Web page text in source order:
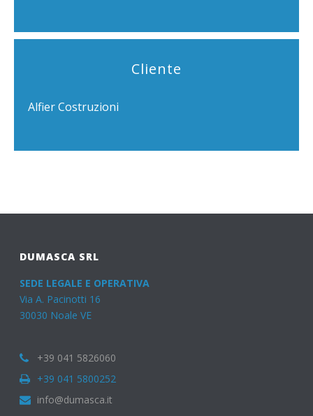
Cliente
Alfier Costruzioni
DUMASCA SRL
SEDE LEGALE E OPERATIVA
Via A. Pacinotti 16
30030 Noale VE
+39 041 5826060
+39 041 5800252
info@dumasca.it